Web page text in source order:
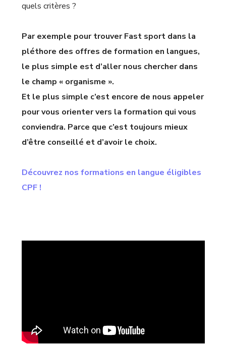
quels critères ?
Par exemple pour trouver Fast sport dans la
pléthore des offres de formation en langues,
le plus simple est d’aller nous chercher dans
le champ « organisme ».
Et le plus simple c’est encore de nous appeler
pour vous orienter vers la formation qui vous
conviendra. Parce que c’est toujours mieux
d’être conseillé et d’avoir le choix.
Découvrez nos formations en langue éligibles
CPF !